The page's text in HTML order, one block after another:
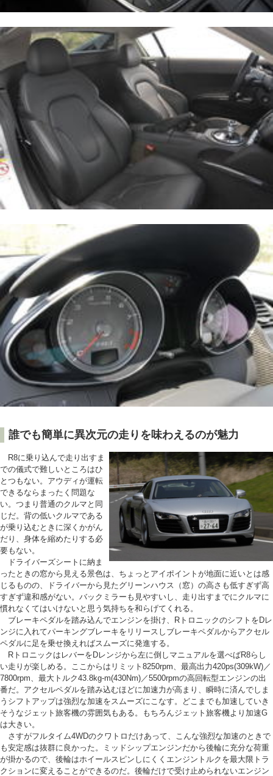
誰でも簡単に異次元の走りを味わえるのが魅力
R8に乗り込んで走り出すま
での儀式で難しいところはひ
とつもない。アウディが運転
できるならまったく問題な
い。つまり普通のクルマと同
じだ。背の低いクルマである
が乗り込むときに深くかがん
だり、身体を縮めたりする必
要もない。
ドライバーズシートに納ま
ったときの窓から見える景色は、ちょっとアイポイントが地面に近いとは感
じるものの、ドライバーから見たグリーンハウス（窓）の高さも低すぎず高
すぎず違和感がない。バックミラーも見やすいし、走り出すまでにクルマに
慣れなくてはいけないと思う気持ちを和らげてくれる。
ブレーキペダルを踏み込んでエンジンを掛け、RトロニックのシフトをDレ
ンジに入れてパーキングブレーキをリリースしブレーキペダルからアクセル
ペダルに足を乗せ換えればスムーズに発進する。
RトロニックはレバーをDレンジから左に倒しマニュアルを選べばR8らし
い走りが楽しめる。ここからはリミット8250rpm、最高出力420ps(309kW)／
7800rpm、最大トルク43.8kg-m(430Nm)／5500rpmの高回転型エンジンの出
番だ。アクセルペダルを踏み込むほどに加速力が高まり、瞬時に済んでしま
うシフトアップは強烈な加速をスムーズにこなす。どこまでも加速していき
そうなジェット旅客機の雰囲気もある。もちろんジェット旅客機より加速G
は大きい。
さすがフルタイム4WDのクワトロだけあって、こんな強烈な加速のときで
も安定感は抜群に良かった。ミッドシップエンジンだから後輪に充分な荷重
が掛かるので、後輪はホイールスピンしにくくエンジントルクを最大限トラ
クションに変えることができるのだ。後輪だけで受け止められないエンジン